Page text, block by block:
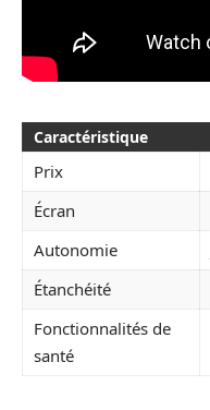
Caractéristique
Prix
Écran
Autonomie
Étanchéité
Fonctionnalités de
santé